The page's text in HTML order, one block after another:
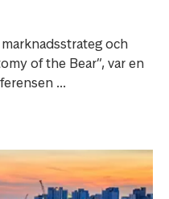
och
of the Bear”, var en
...